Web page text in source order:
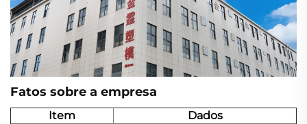
Fatos sobre a empresa
Item
Dados